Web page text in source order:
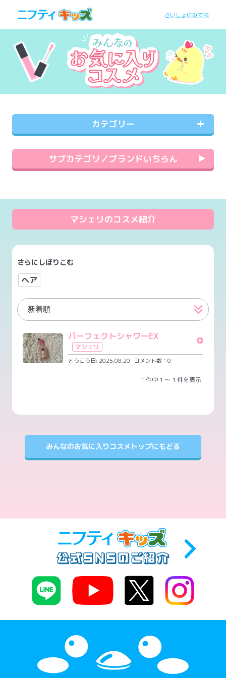
さいしょにみてね
カテゴリー
サブカテゴリ／ブランドいちらん
マシェリのコスメ紹介
さらにしぼりこむ
ヘア
パーフェクトシャワーEX
マシェリ
とうこう日: 2025.08.20 コメント数：0
1 件中 1 ～ 1 件を表示
みんなのお気に入りコスメトップにもどる